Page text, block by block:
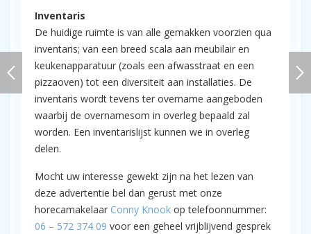
Inventaris
De huidige ruimte is van alle gemakken voorzien qua
inventaris; van een breed scala aan meubilair en
keukenapparatuur (zoals een afwasstraat en een
pizzaoven) tot een diversiteit aan installaties. De
inventaris wordt tevens ter overname aangeboden
waarbij de overnamesom in overleg bepaald zal
worden. Een inventarislijst kunnen we in overleg
delen.
Mocht uw interesse gewekt zijn na het lezen van
deze advertentie bel dan gerust met onze
horecamakelaar Conny Knook op telefoonnummer:
06 – 572 374 09 voor een geheel vrijblijvend gesprek